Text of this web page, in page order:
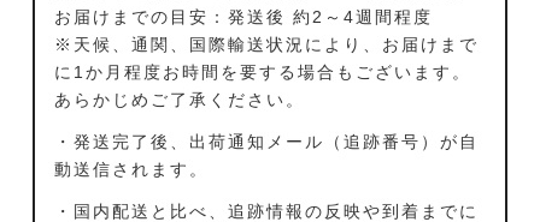
お届けまでの目安：発送後 約2～4週間程度
※天候、通関、国際輸送状況により、お届けまで
に1か月程度お時間を要する場合もございます。
あらかじめご了承ください。
・発送完了後、出荷通知メール（追跡番号）が自
動送信されます。
・国内配送と比べ、追跡情報の反映や到着までに